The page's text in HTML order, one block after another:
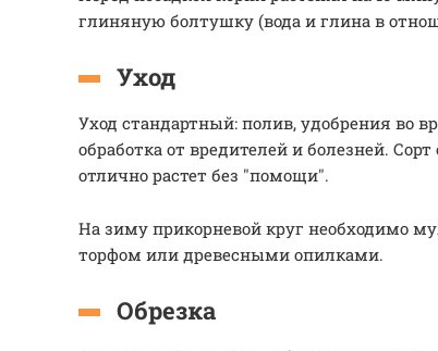
глиняную болтушку (вода и глина в
Уход
Уход стандартный: полив, удобрения во
обработка от вредителей и болезней.
отлично растет без "помощи".
На зиму прикорневой круг необходимо
торфом или древесными опилками.
Обрезка